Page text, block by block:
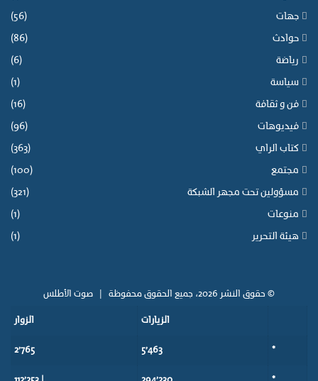
جهات (56)
حوادث (86)
رياضة (6)
سياسة (1)
فن و ثقافة (16)
فيديوهات (96)
كتاب الراي (363)
مجتمع (100)
مسؤولين تحت مجهر الشبكة (321)
منوعات (1)
هيئة التحرير (1)
© حقوق النشر 2026، جميع الحقوق محفوظة | صوت الأطلس
الزيارات الزوار
* 5٬463 2٬765